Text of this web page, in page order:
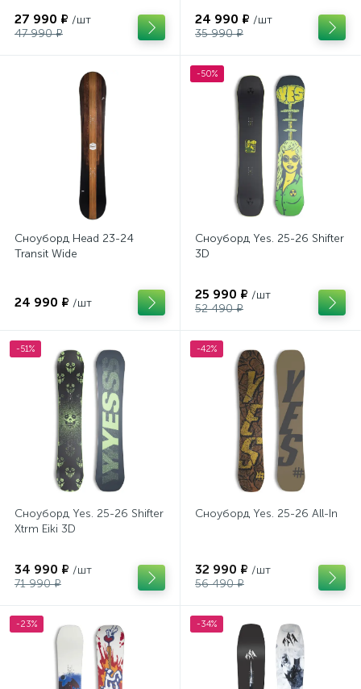
27 990 ₽ /шт
47 990 ₽
24 990 ₽ /шт
35 990 ₽
Сноуборд Head 23-24
Transit Wide
24 990 ₽ /шт
-50%
Сноуборд Yes. 25-26 Shifter
3D
25 990 ₽ /шт
52 490 ₽
-51%
Сноуборд Yes. 25-26 Shifter
Xtrm Eiki 3D
34 990 ₽ /шт
71 990 ₽
-42%
Сноуборд Yes. 25-26 All-In
32 990 ₽ /шт
56 490 ₽
-23% -34%